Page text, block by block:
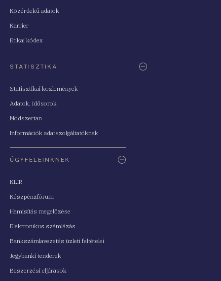
Közérdekű adatok
Karrier
Etikai kódex
STATISZTIKA
Statisztikai közlemények
Adatok, idősorok
Módszertan
Információk adatszolgáltatóknak
ÜGYFELEINKNEK
KLIR
Készpénzfórum
Hamisítás megelőzése
Elektronikus számlázás
Bankszámlavezetés üzleti feltételei
Jegybanki tenderek
Beszerzési eljárások